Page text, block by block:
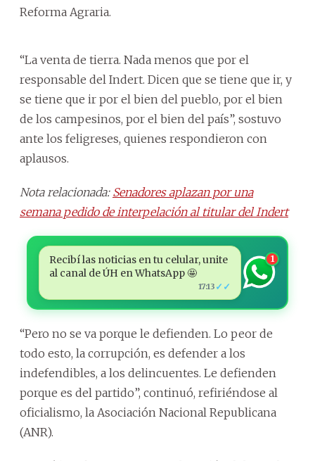
Reforma Agraria.
“La venta de tierra. Nada menos que por el
responsable del Indert. Dicen que se tiene que ir, y
se tiene que ir por el bien del pueblo, por el bien
de los campesinos, por el bien del país”, sostuvo
ante los feligreses, quienes respondieron con
aplausos.
Nota relacionada: Senadores aplazan por una
semana pedido de interpelación al titular del Indert
Recibí las noticias en tu celular, unite
al canal de ÚH en WhatsApp 🤩
17:13 ✓✓
1
“Pero no se va porque le defienden. Lo peor de
todo esto, la corrupción, es defender a los
indefendibles, a los delincuentes. Le defienden
porque es del partido”, continuó, refiriéndose al
oficialismo, la Asociación Nacional Republicana
(ANR).